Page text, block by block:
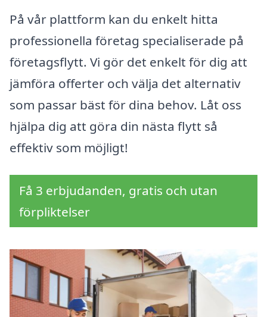
På vår plattform kan du enkelt hitta
professionella företag specialiserade på
företagsflytt. Vi gör det enkelt för dig att
jämföra offerter och välja det alternativ
som passar bäst för dina behov. Låt oss
hjälpa dig att göra din nästa flytt så
effektiv som möjligt!
Få 3 erbjudanden, gratis och utan
förpliktelser